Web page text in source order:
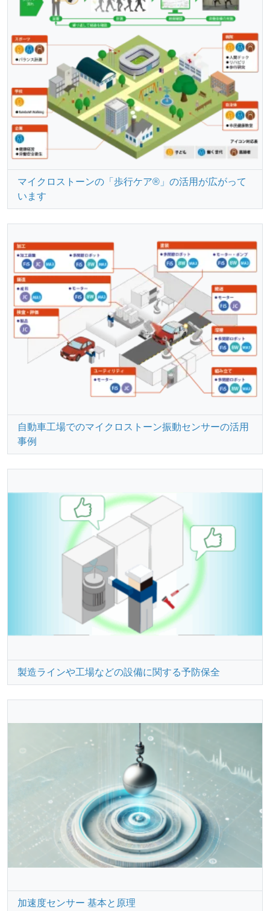
マイクロストーンの「歩行ケア®︎」の活用が広がって
います
自動車工場でのマイクロストーン振動センサーの活用
事例
製造ラインや工場などの設備に関する予防保全
加速度センサー 基本と原理